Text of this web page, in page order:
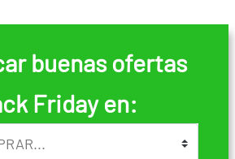
buenas ofertas
Friday en: